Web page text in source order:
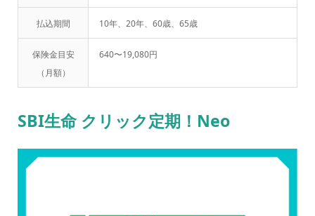
払込期間 10年、20年、60歳、65歳
保険金目安
（月額）
640〜19,080円
SBI生命 クリック定期！Neo